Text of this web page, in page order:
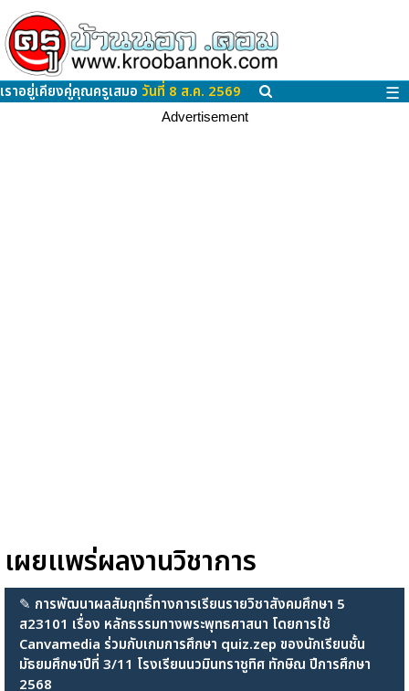
เราอยู่เคียงคู่คุณครูเสมอ วันที่ 8 ส.ค. 2569 ☰
Advertisement
เผยแพร่ผลงานวิชาการ
✎ การพัฒนาผลสัมฤทธิ์ทางการเรียนรายวิชาสังคมศึกษา 5
ส23101 เรื่อง หลักธรรมทางพระพุทธศาสนา โดยการใช้
Canvamedia ร่วมกับเกมการศึกษา quiz.zep ของนักเรียนชั้น
มัธยมศึกษาปีที่ 3/11 โรงเรียนนวมินทราชูทิศ ทักษิณ ปีการศึกษา
2568